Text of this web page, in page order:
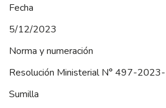
Fecha
5/12/2023
Norma y numeración
Resolución Ministerial N° 497-
Sumilla